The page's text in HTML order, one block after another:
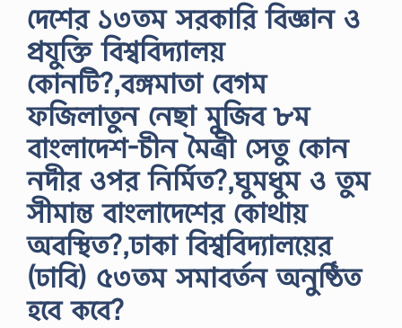
দেশের ১৩তম সরকারি বিজ্ঞান ও
প্রযুক্তি বিশ্ববিদ্যালয়
কোনটি?,বঙ্গমাতা বেগম
ফজিলাতুন নেছা মুজিব ৮ম
বাংলাদেশ-চীন মৈত্রী সেতু কোন
নদীর ওপর নির্মিত?,ঘুমধুম ও তুম
সীমান্ত বাংলাদেশের কোথায়
অবস্থিত?,ঢাকা বিশ্ববিদ্যালয়ের
(ঢাবি) ৫৩তম সমাবর্তন অনুষ্ঠিত
হবে কবে?